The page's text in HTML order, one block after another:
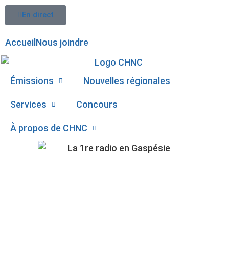
En direct
Accueil Nous joindre
Émissions Nouvelles régionales
Services Concours
À propos de CHNC